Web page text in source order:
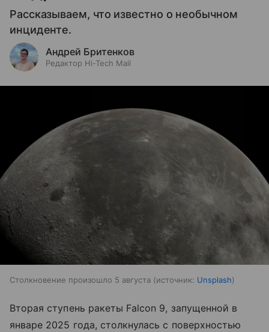
Рассказываем, что известно о необычном
инциденте.
Андрей Бритенков
Редактор Hi-Tech Mail
Столкновение произошло 5 августа источник: Unsplash
Вторая ступень ракеты Falcon 9, запущенной в
январе 2025 года, столкнулась с поверхностью